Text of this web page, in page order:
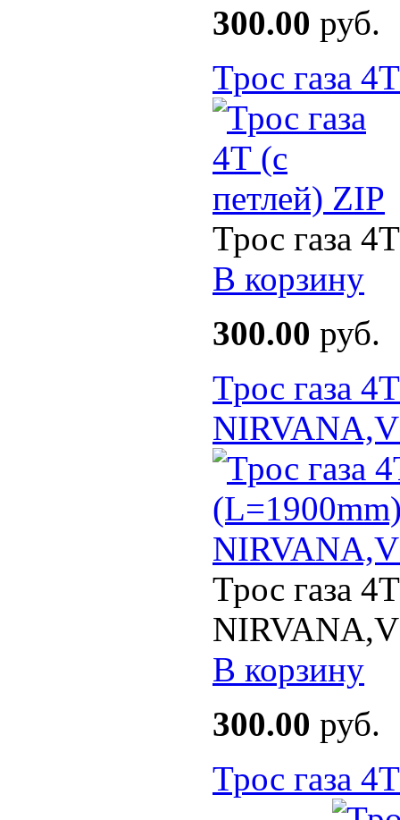
300.00 руб.
Трос газа
Трос газа
В корзину
300.00 руб.
Трос газа
Трос газа
В корзину
300.00 руб.
Трос газа